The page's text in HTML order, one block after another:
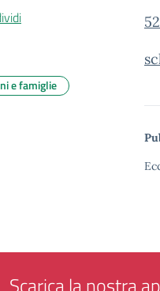
e famiglie